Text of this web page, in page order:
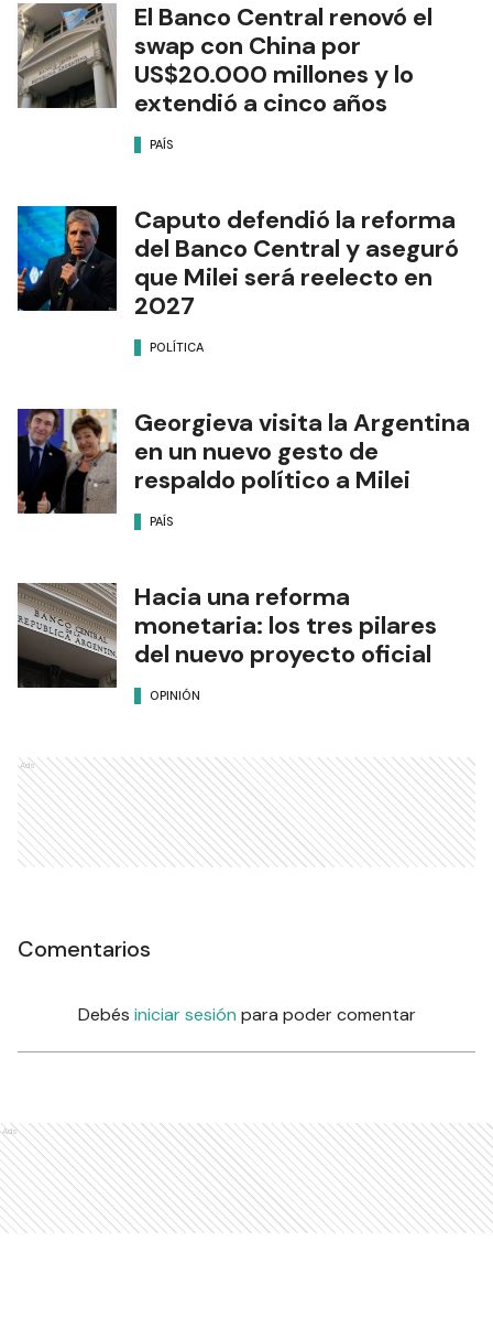
El Banco Central renovó el
swap con China por
US$20.000 millones y lo
extendió a cinco años
PAÍS
Caputo defendió la reforma
del Banco Central y aseguró
que Milei será reelecto en
2027
POLÍTICA
Georgieva visita la Argentina
en un nuevo gesto de
respaldo político a Milei
PAÍS
Hacia una reforma
monetaria: los tres pilares
del nuevo proyecto oficial
OPINIÓN
Ads
Comentarios
Debés iniciar sesión para poder comentar
Ads